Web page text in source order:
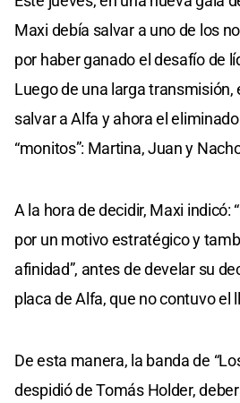
Maxi debía salvar a uno de los
por haber ganado el desafío de
Luego de una larga transmisión,
salvar a Alfa y ahora el
“monitos”: Martina, Juan y
A la hora de decidir, Maxi indicó:
por un motivo estratégico y
afinidad”, antes de develar su
placa de Alfa, que no contuvo el
De esta manera, la banda de
despidió de Tomás Holder,